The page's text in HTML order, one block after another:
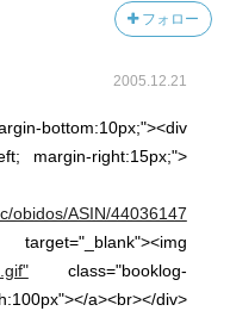
フォロー
2005.12.21
bottom:10px;"><div
margin-right:15px;">
obidos/ASIN/44036147
class="booklog-
a><br></div>